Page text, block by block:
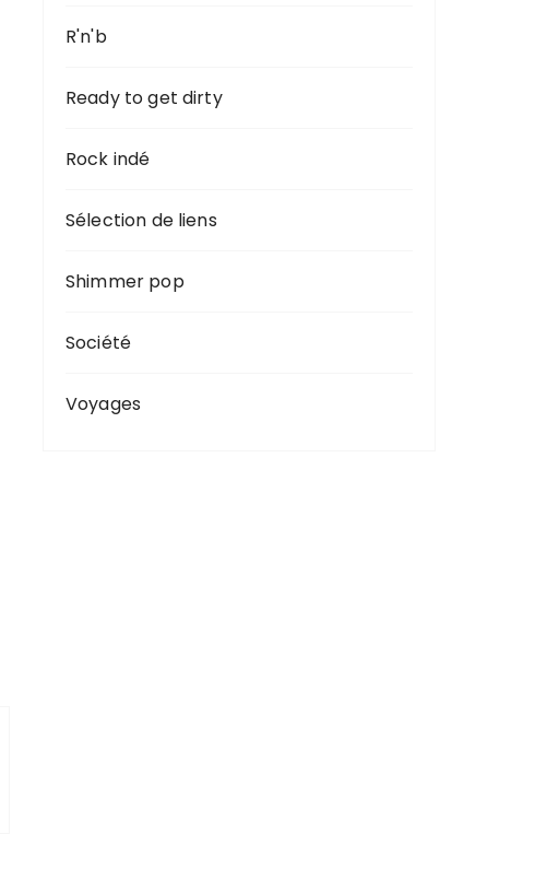
R'n'b
Ready to get dirty
Rock indé
Sélection de liens
Shimmer pop
Société
Voyages